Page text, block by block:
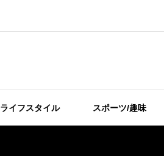
ライフスタイル スポーツ/趣味